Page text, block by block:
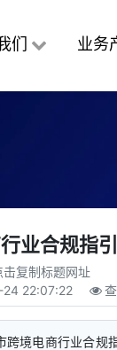
们 业务
业合规指引
击复制标题网址
22:07:22
查
境电商行业合规